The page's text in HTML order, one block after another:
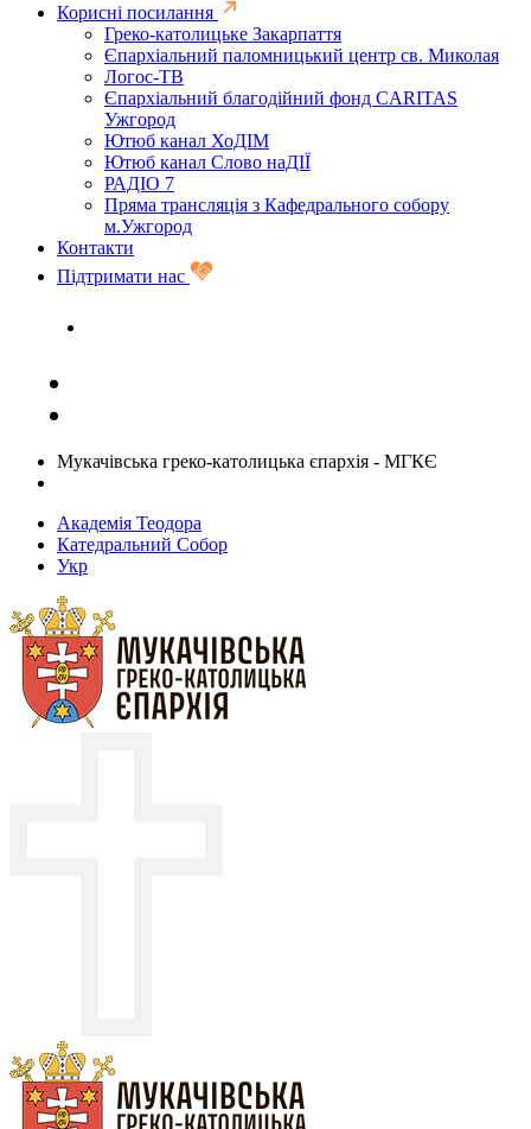
Корисні посилання
Греко-католицьке Закарпаття
Єпархіальний паломницький центр св. Миколая
Логос-ТВ
Єпархіальний благодійний фонд CARITAS
Ужгород
Ютюб канал ХоДІМ
Ютюб канал Слово наДІЇ
РАДІО 7
Пряма трансляція з Кафедрального собору
м.Ужгород
Контакти
Підтримати нас
Мукачівська греко-католицька єпархія - МГКЄ
Академія Теодора
Катедральний Собор
Укр